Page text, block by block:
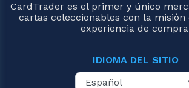
CardTrader es el primer y único
cartas coleccionables con la
experiencia de
IDIOMA DEL SITIO